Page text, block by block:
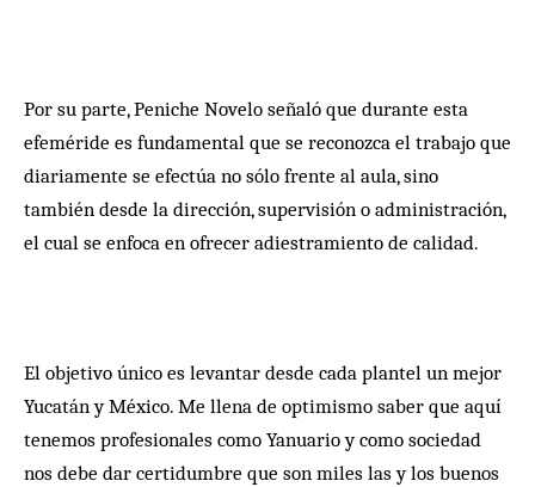
Por su parte, Peniche Novelo señaló que durante esta
efeméride es fundamental que se reconozca el trabajo que
diariamente se efectúa no sólo frente al aula, sino
también desde la dirección, supervisión o administración,
el cual se enfoca en ofrecer adiestramiento de calidad.
El objetivo único es levantar desde cada plantel un mejor
Yucatán y México. Me llena de optimismo saber que aquí
tenemos profesionales como Yanuario y como sociedad
nos debe dar certidumbre que son miles las y los buenos